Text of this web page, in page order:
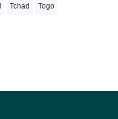
Tchad Togo